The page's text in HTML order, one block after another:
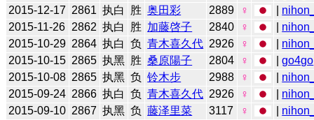
2015-12-17 2861 执白 胜 奥田彩 2889 ♀
2015-11-26 2862 执白 胜 加藤啓子 2840 ♀
2015-10-29 2864 执白 负 青木喜久代 2926 ♀
2015-10-15 2865 执黑 胜 桑原陽子 2804 ♀ |go4go
2015-10-08 2865 执黑 负 铃木步 2988 ♀
2015-09-24 2866 执白 负 青木喜久代 2926 ♀
2015-09-10 2867 执黑 负 藤泽里菜 3117 ♀